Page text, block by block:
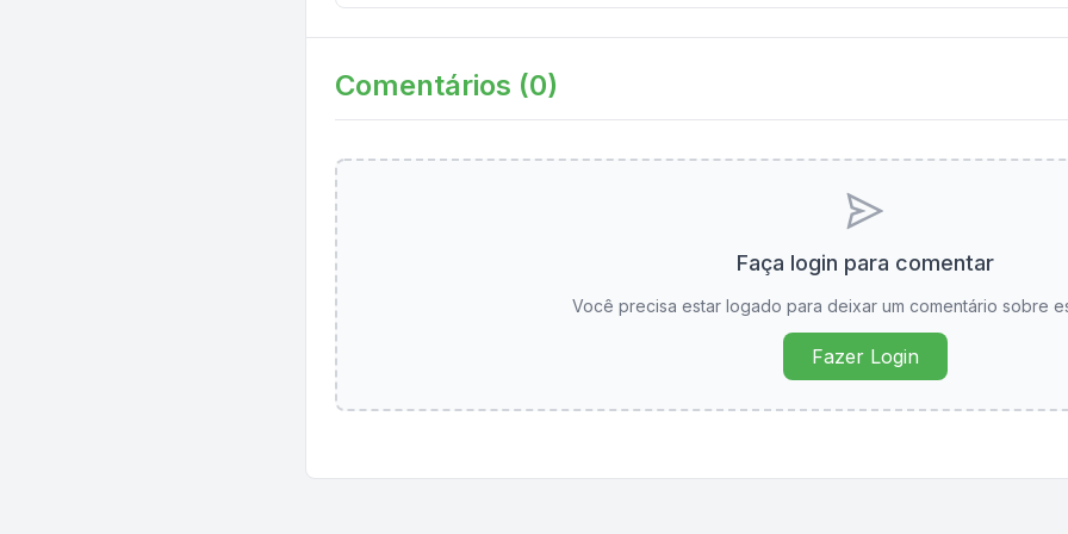
Comentários (0)
Faça login para comentar
Você precisa estar logado para deixar um comentário sobre
Fazer Login